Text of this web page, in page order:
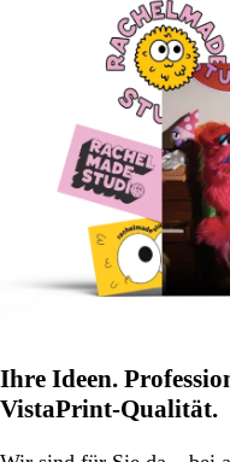
Ihre Ideen.
VistaPrint-Qualität.